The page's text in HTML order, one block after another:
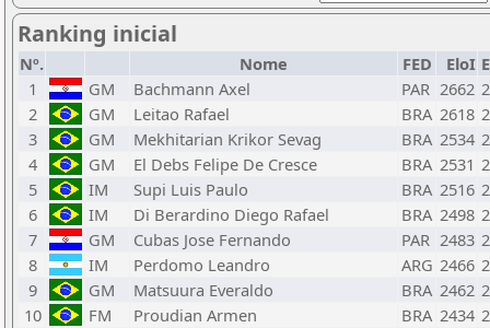
Ranking inicial
Nº. Nome FED EloI
1
GM Bachmann Axel PAR 2662
2
GM Leitao Rafael BRA 2618
3
GM Mekhitarian Krikor Sevag BRA 2534
4
GM El Debs Felipe De Cresce BRA 2531
5
IM Supi Luis Paulo BRA 2516
6
IM Di Berardino Diego Rafael BRA 2498
7
GM Cubas Jose Fernando PAR 2483
8
IM Perdomo Leandro ARG 2466
9
GM Matsuura Everaldo BRA 2462
10
FM Proudian Armen BRA 2434